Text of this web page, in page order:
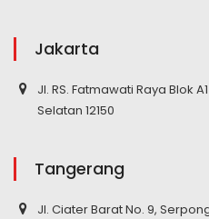
Jakarta
Jl. RS. Fatmawati Raya Blok
Selatan 12150
Tangerang
Jl. Ciater Barat No. 9,